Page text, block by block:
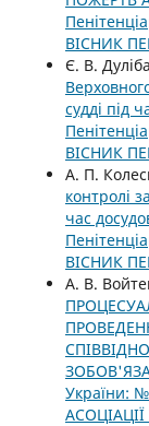
ВІСНИК
Є. В.
судді під
ВІСНИК
А. П.
контролі
час
ВІСНИК
А. В.
України: